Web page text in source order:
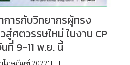
การกับวิทยากรผู้ทรง
ศตวรรษใหม่ ในงาน CP
ที่ 9-11 พ.ย. นี้
ญโภคภัณฑ์ 2022′ […]